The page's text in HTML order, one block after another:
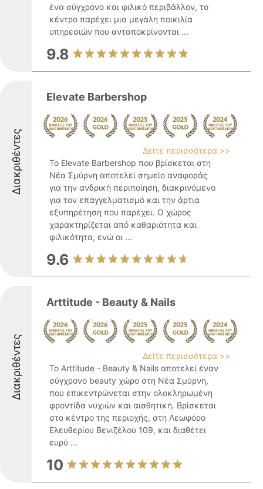
ένα σύγχρονο και φιλικό περιβάλλον, το
κέντρο παρέχει μια μεγάλη ποικιλία
υπηρεσιών που ανταποκρίνονται ...
9.8
Διακριθέντες
Elevate Barbershop
Δείτε περισσότερα >>
Το Elevate Barbershop που βρίσκεται στη
Νέα Σμύρνη αποτελεί σημείο αναφοράς
για την ανδρική περιποίηση, διακρινόμενο
για τον επαγγελματισμό και την άρτια
εξυπηρέτηση που παρέχει. Ο χώρος
χαρακτηρίζεται από καθαριότητα και
φιλικότητα, ενώ οι ...
9.6
Διακριθέντες
Arttitude - Beauty & Nails
Δείτε περισσότερα >>
Το Arttitude - Beauty & Nails αποτελεί έναν
σύγχρονο beauty χώρο στη Νέα Σμύρνη,
που επικεντρώνεται στην ολοκληρωμένη
φροντίδα νυχιών και αισθητική. Βρίσκεται
στο κέντρο της περιοχής, στη Λεωφόρο
Ελευθερίου Βενιζέλου 109, και διαθέτει
ευρύ ...
10